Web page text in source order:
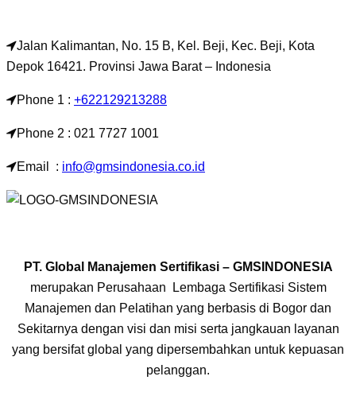
Jalan Kalimantan, No. 15 B, Kel. Beji, Kec. Beji, Kota
Depok 16421. Provinsi Jawa Barat – Indonesia
Phone 1 : +622129213288
Phone 2 : 021 7727 1001
Email : info@gmsindonesia.co.id
PT. Global Manajemen Sertifikasi – GMSINDONESIA
merupakan Perusahaan Lembaga Sertifikasi Sistem
Manajemen dan Pelatihan yang berbasis di Bogor dan
Sekitarnya dengan visi dan misi serta jangkauan layanan
yang bersifat global yang dipersembahkan untuk kepuasan
pelanggan.